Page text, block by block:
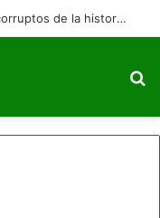
“El gobierno Petro fue de los más corruptos de la historia”: Abelardo De La Espriella promete llevar cualquier prueba ante la justicia